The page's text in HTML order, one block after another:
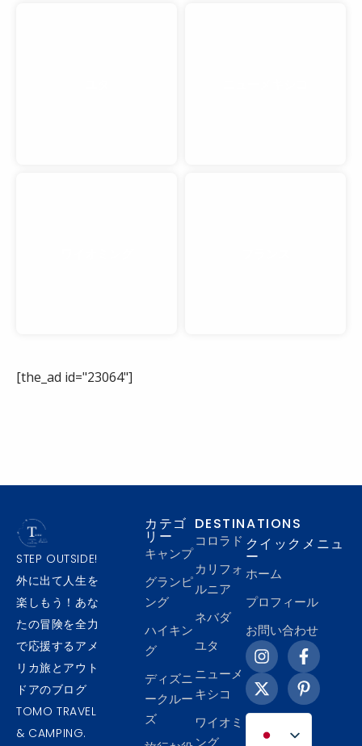
[the_ad id="23064"]
STEP OUTSIDE!
外に出て人生を
楽しもう！あな
たの冒険を全力
で応援するアメ
リカ旅とアウト
ドアのブログ
TOMO TRAVEL
& CAMPING.
カテゴ
リー
キャンプ
グランピ
ング
ハイキン
グ
ディズニ
ークルー
ズ
DESTINATIONS
コロラド
カリフォ
ルニア
ネバダ
ユタ
ニューメ
キシコ
ワイオミ
ング
クイックメニュ
ー
ホーム
プロフィール
お問い合わせ
I
n
s
t
a
g
F
a
c
e
b
X
-
t
w
i
t
P
i
n
t
e